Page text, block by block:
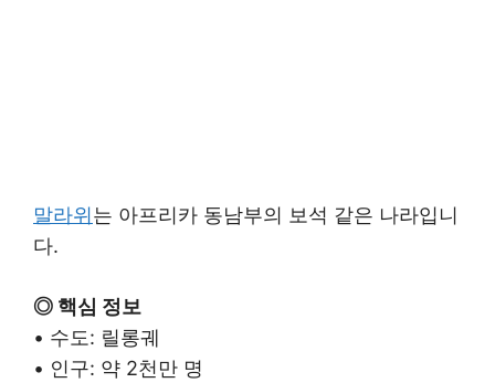
말라위는 아프리카 동남부의 보석 같은 나라입니
다.
◎ 핵심 정보
• 수도: 릴롱궤
• 인구: 약 2천만 명